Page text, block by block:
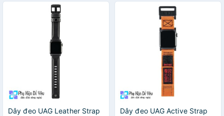
Dây đeo UAG Leather Strap
Dây đeo UAG Active Strap